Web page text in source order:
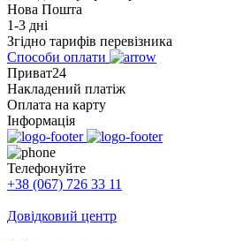
Нова Пошта
1-3 дні
Згідно тарифів перевізника
Способи оплати
Приват24
Накладений платіж
Оплата на карту
Інформація
Телефонуйте
+38 (067) 726 33 11
Довідковий центр